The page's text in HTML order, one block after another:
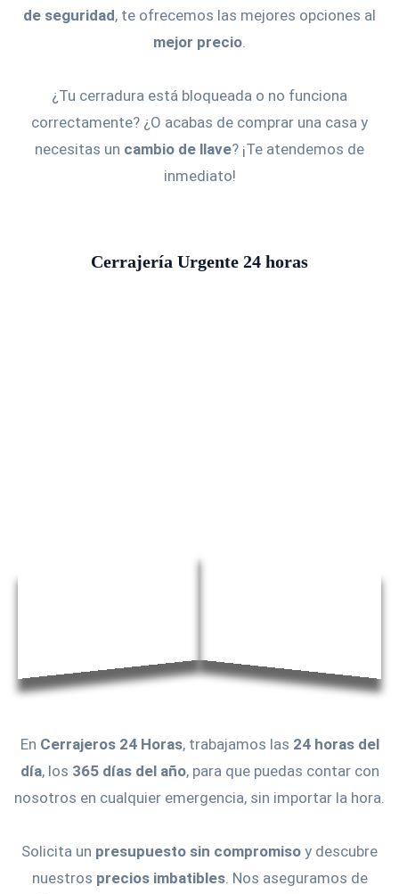
de seguridad, te ofrecemos las mejores opciones al
mejor precio.
¿Tu cerradura está bloqueada o no funciona
correctamente? ¿O acabas de comprar una casa y
necesitas un cambio de llave? ¡Te atendemos de
inmediato!
Cerrajería Urgente 24 horas
En Cerrajeros 24 Horas, trabajamos las 24 horas del
día, los 365 días del año, para que puedas contar con
nosotros en cualquier emergencia, sin importar la hora.
Solicita un presupuesto sin compromiso y descubre
nuestros precios imbatibles. Nos aseguramos de